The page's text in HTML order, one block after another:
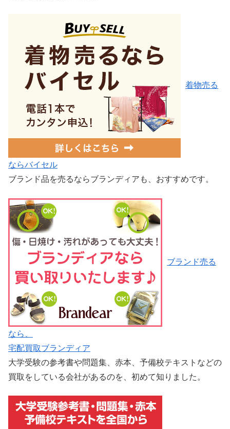
着物売る
ならバイセル
ブランド品を売るならブランディアも、おすすめです。
ブランド売る
なら、
宅配買取ブランディア
大学受験の参考書や問題集、赤本、予備校テキストなどの
買取をしている会社があるのを、初めて知りました。